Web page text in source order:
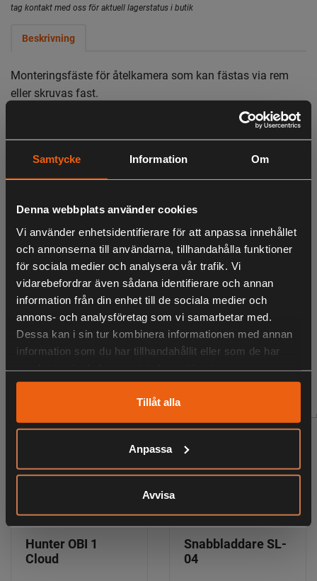
Samtycke Information Om
Denna webbplats använder cookies
Vi använder enhetsidentifierare för att anpassa innehållet
och annonserna till användarna, tillhandahålla funktioner
för sociala medier och analysera vår trafik. Vi
vidarebefordrar även sådana identifierare och annan
information från din enhet till de sociala medier och
annons- och analysföretag som vi samarbetar med.
Dessa kan i sin tur kombinera informationen med annan
information som du har tillhandahållit eller som de har
Tillåt alla
Anpassa
Avvisa
tag kontakt med oss för aktuell lagerstatus i butik
Beskrivning
Monteringsfäste för åtelkamera som kan fästas via rem
eller skruvas fast.
LIKNANDE PRODUKTER
KÖPS OFTA TILLSAMMANS
ANDRA HAR OCKSÅ TITTAT PÅ
RELATERADE PRODUKTER
Hunter OBI 1
Cloud
Snabbladdare SL-
04